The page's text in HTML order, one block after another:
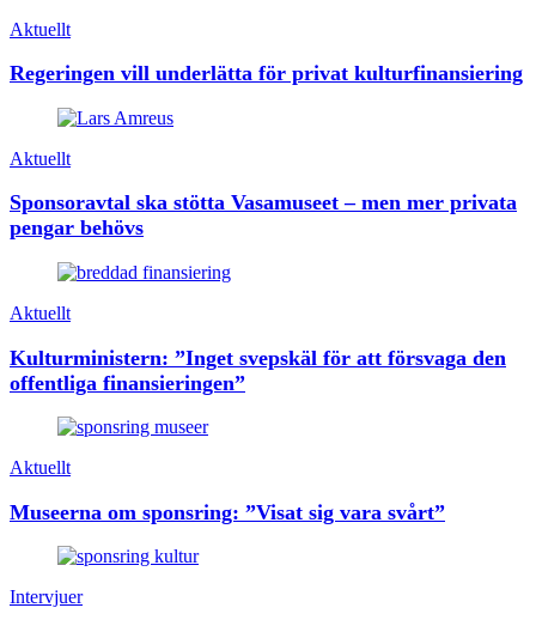
Aktuellt
Regeringen vill underlätta för privat kulturfinansiering
Aktuellt
Sponsoravtal ska stötta Vasamuseet – men mer privata
pengar behövs
Aktuellt
Kulturministern: ”Inget svepskäl för att försvaga den
offentliga finansieringen”
Aktuellt
Museerna om sponsring: ”Visat sig vara svårt”
Intervjuer